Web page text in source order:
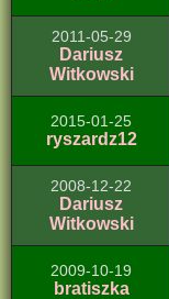
2011-05-29
Dariusz
Witkowski
2015-01-25
ryszardz12
2008-12-22
Dariusz
Witkowski
2009-10-19
bratiszka